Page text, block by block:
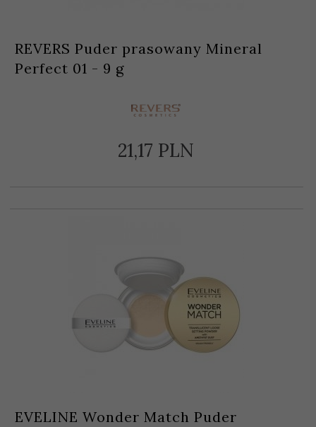
REVERS Puder prasowany Mineral
Perfect 01 - 9 g
21,17 PLN
EVELINE Wonder Match Puder